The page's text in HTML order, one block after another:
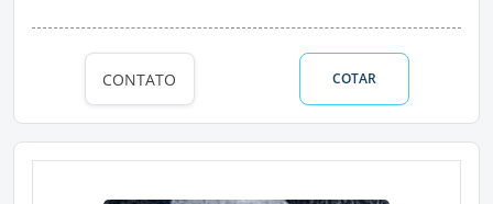
CONTATO COTAR